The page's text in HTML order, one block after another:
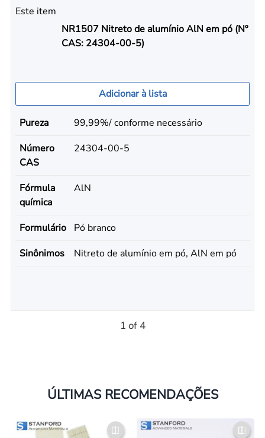
Este item
NR1507 Nitreto de alumínio AlN em pó (Nº
CAS: 24304-00-5)
Adicionar à lista
Pureza
99,99%/ conforme necessário
Número
CAS
24304-00-5
Fórmula
química
AlN
Formulário
Pó branco
Sinônimos
Nitreto de alumínio em pó, AlN em pó
1 of 4
ÚLTIMAS RECOMENDAÇÕES